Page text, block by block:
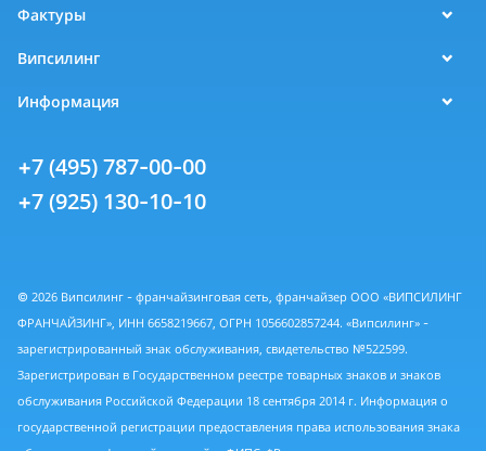
Фактуры
Випсилинг
Информация
+7 (495) 787-00-00
+7 (925) 130-10-10
© 2026 Випсилинг - франчайзинговая сеть, франчайзер ООО «ВИПСИЛИНГ
ФРАНЧАЙЗИНГ», ИНН 6658219667, ОГРН 1056602857244. «Випсилинг» -
зарегистрированный знак обслуживания, свидетельство №522599.
Зарегистрирован в Государственном реестре товарных знаков и знаков
обслуживания Российской Федерации 18 сентября 2014 г. Информация о
государственной регистрации предоставления права использования знака